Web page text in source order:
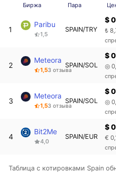
Биржа Пара
1
Paribu
1,5
SPAIN/TRY
$
₺
2
Meteora
1,53 отзыва
SPAIN/SOL
$
◎
3
Meteora
1,53 отзыва
SPAIN/SOL
$
◎
4
Bit2Me
4,0
SPAIN/EUR
$
€
Таблица с котировками Spain